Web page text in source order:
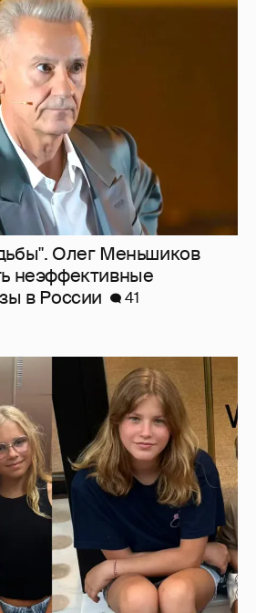
Олег Меньшиков
неэффективные
в России
и Фёдора Бондарчук
с матерью и братьями